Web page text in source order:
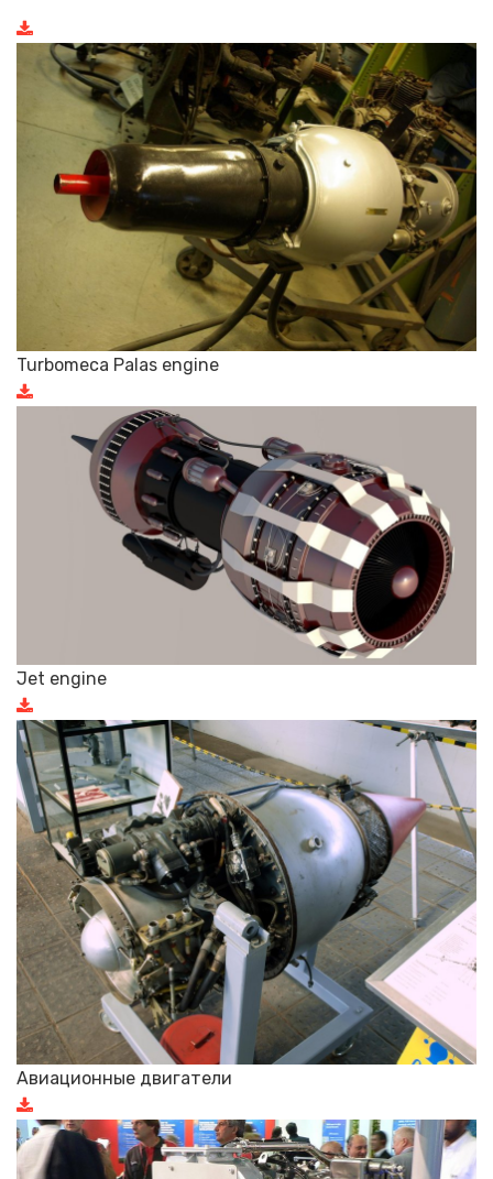
Turbomeca Palas engine
Jet engine
Авиационные двигатели